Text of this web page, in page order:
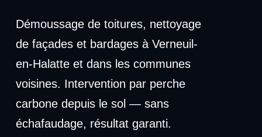
Démoussage de toitures, nettoyage
de façades et bardages à Verneuil-
en-Halatte et dans les communes
voisines. Intervention par perche
carbone depuis le sol — sans
échafaudage, résultat garanti.